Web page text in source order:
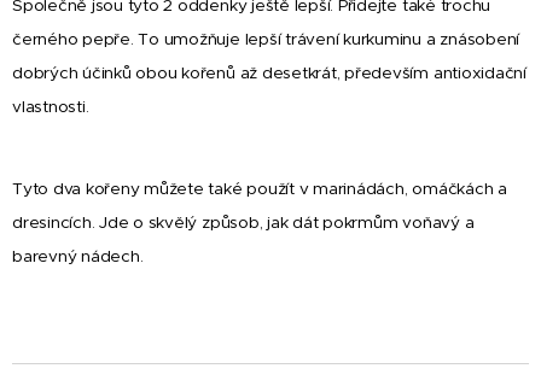
Společně jsou tyto 2 oddenky ještě lepší. Přidejte také trochu
černého pepře. To umožňuje lepší trávení kurkuminu a znásobení
dobrých účinků obou kořenů až desetkrát, především antioxidační
vlastnosti.
Tyto dva kořeny můžete také použít v marinádách, omáčkách a
dresincích. Jde o skvělý způsob, jak dát pokrmům voňavý a
barevný nádech.